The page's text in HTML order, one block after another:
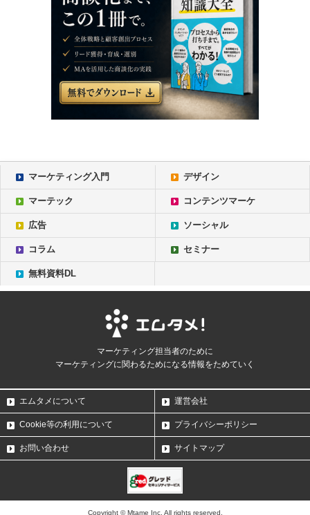
マーケティング入門 デザイン
マーテック コンテンツマーケ
広告 ソーシャル
コラム セミナー
無料資料DL
マーケティング担当者のために
マーケティングに関わるためになる情報をためていく
エムタメについて 運営会社
Cookie等の利用について プライバシーポリシー
お問い合わせ サイトマップ
Copyright © Mtame Inc. All rights reserved.